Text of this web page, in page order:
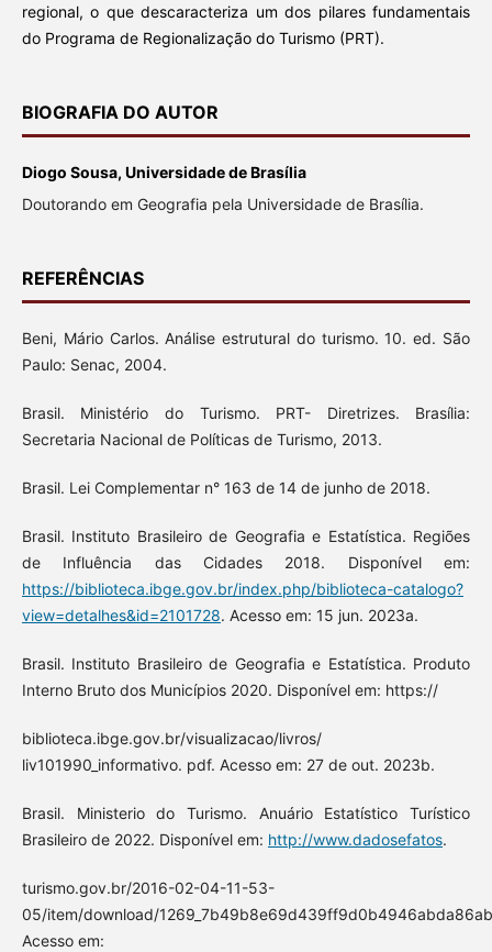
regional, o que descaracteriza um dos pilares fundamentais
do Programa de Regionalização do Turismo (PRT).
BIOGRAFIA DO AUTOR
Diogo Sousa, Universidade de Brasília
Doutorando em Geografia pela Universidade de Brasília.
REFERÊNCIAS
Beni, Mário Carlos. Análise estrutural do turismo. 10. ed. São
Paulo: Senac, 2004.
Brasil. Ministério do Turismo. PRT- Diretrizes. Brasília:
Secretaria Nacional de Políticas de Turismo, 2013.
Brasil. Lei Complementar n° 163 de 14 de junho de 2018.
Brasil. Instituto Brasileiro de Geografia e Estatística. Regiões
de Influência das Cidades 2018. Disponível em:
https://biblioteca.ibge.gov.br/index.php/biblioteca-catalogo?
view=detalhes&id=2101728. Acesso em: 15 jun. 2023a.
Brasil. Instituto Brasileiro de Geografia e Estatística. Produto
Interno Bruto dos Municípios 2020. Disponível em: https://
biblioteca.ibge.gov.br/visualizacao/livros/
liv101990_informativo. pdf. Acesso em: 27 de out. 2023b.
Brasil. Ministerio do Turismo. Anuário Estatístico Turístico
Brasileiro de 2022. Disponível em: http://www.dadosefatos.
turismo.gov.br/2016-02-04-11-53-
05/item/download/
Acesso em: